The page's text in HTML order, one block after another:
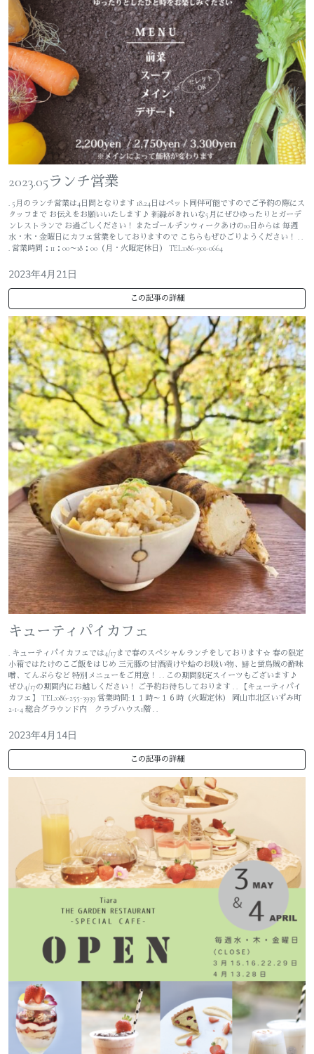
2023.05ランチ営業
. 5月のランチ営業は4日間となります 18.24日はペット同伴可能ですのでご予約の際にス
タッフまで お伝えをお願いいたします♪ 新緑がきれいな5月にぜひゆったりとガーデ
ンレストランで お過ごしください！ またゴールデンウィークあけの10日からは 毎週
水・木・金曜日にカフェ営業をしておりますので こちらもぜひごりようください！ . .
. 営業時間：11：00～18：00（月・火曜定休日） TEL:086-901-0664
2023年4月21日
この記事の詳細
キューティパイカフェ
. キューティパイカフェでは4/17まで春のスペシャルランチをしております☆ 春の限定
小箱ではたけのこご飯をはじめ 三元豚の甘酒漬けや蛤のお吸い物、鰆と蛍烏賊の酢味
噌、てんぷらなど 特別メニューをご用意！ . . この期間限定スイーツもございます♪
ぜひ4/17の期間内にお越しください！ ご予約お待ちしております . . 【キューティパイ
カフェ】 TEL:086-255-3939 営業時間:１１時～１６時（火曜定休） 岡山市北区いずみ町
2-1-4 総合グラウンド内 クラブハウス1階 . .
2023年4月14日
この記事の詳細